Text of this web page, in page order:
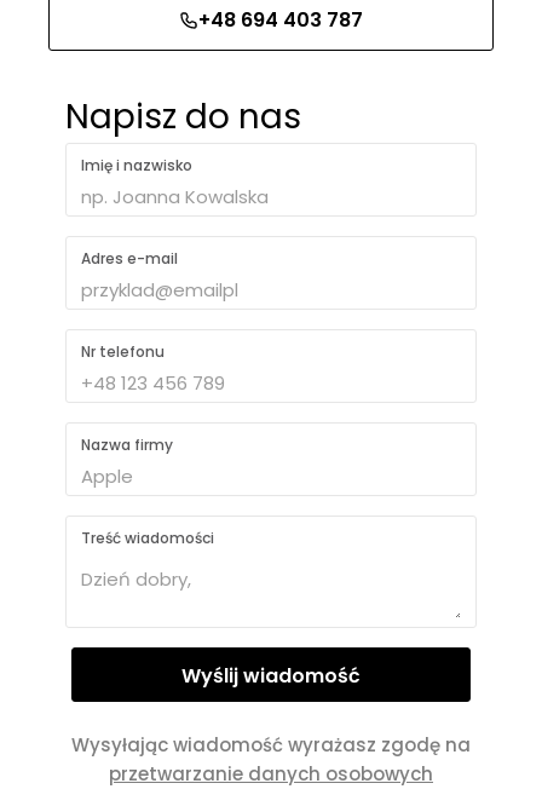
+48 694 403 787
Napisz do nas
Imię i nazwisko
Adres e-mail
Nr telefonu
Nazwa firmy
Treść wiadomości
Wysyłając wiadomość wyrażasz zgodę na
przetwarzanie danych osobowych